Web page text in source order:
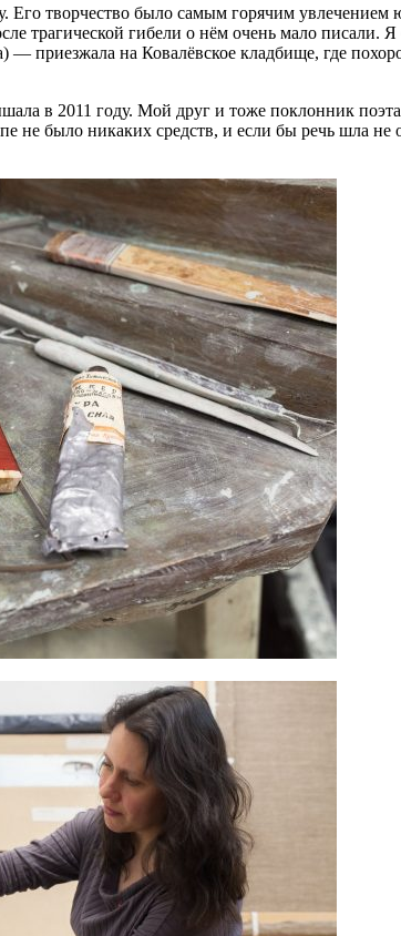
Его творчество было самым горячим
трагической гибели о нём очень мало
— приезжала на Ковалёвское кладбище, где
в 2011 году. Мой друг и тоже поклонник
не было никаких средств, и если бы речь шла